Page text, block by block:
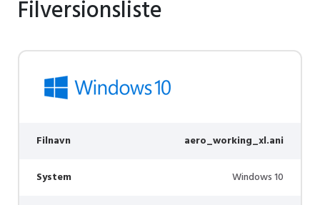
Filversionsliste
Filnavn aero_working_xl.ani
System Windows 10